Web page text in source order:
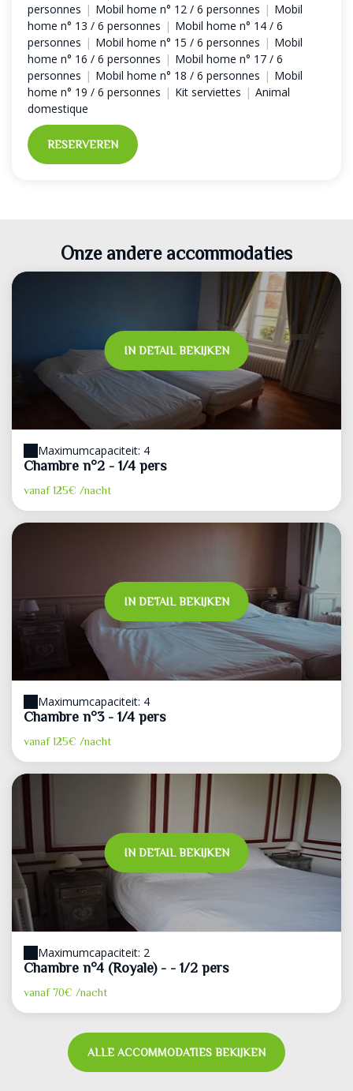
personnes | Mobil home n° 12 / 6 personnes | Mobil
home n° 13 / 6 personnes | Mobil home n° 14 / 6
personnes | Mobil home n° 15 / 6 personnes | Mobil
home n° 16 / 6 personnes | Mobil home n° 17 / 6
personnes | Mobil home n° 18 / 6 personnes | Mobil
home n° 19 / 6 personnes | Kit serviettes | Animal
domestique
RESERVEREN
Onze andere accommodaties
IN DETAIL BEKIJKEN
Maximumcapaciteit: 4
Chambre n°2 - 1/4 pers
vanaf125€ /nacht
IN DETAIL BEKIJKEN
Maximumcapaciteit: 4
Chambre n°3 - 1/4 pers
vanaf125€ /nacht
IN DETAIL BEKIJKEN
Maximumcapaciteit: 2
Chambre n°4 (Royale) - - 1/2 pers
vanaf70€ /nacht
ALLE ACCOMMODATIES BEKIJKEN